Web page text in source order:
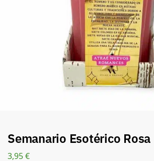
Semanario Esotérico Rosa
3,95€